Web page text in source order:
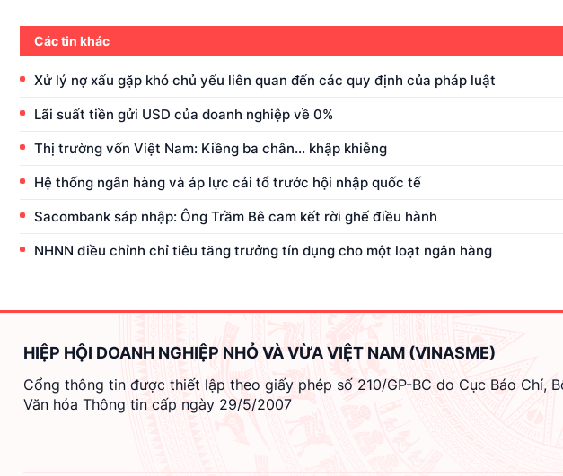
Các tin khác
Xử lý nợ xấu gặp khó chủ yếu liên quan đến các quy định của pháp luật
Lãi suất tiền gửi USD của doanh nghiệp về 0%
Thị trường vốn Việt Nam: Kiềng ba chân... khập khiễng
Hệ thống ngân hàng và áp lực cải tổ trước hội nhập quốc tế
Sacombank sáp nhập: Ông Trầm Bê cam kết rời ghế điều hành
NHNN điều chỉnh chỉ tiêu tăng trưởng tín dụng cho một loạt ngân hàng
HIỆP HỘI DOANH NGHIỆP NHỎ VÀ VỪA VIỆT NAM (VINASME)
Cổng thông tin được thiết lập theo giấy phép số 210/GP-BC do Cục Báo Chí,
Văn hóa Thông tin cấp ngày 29/5/2007